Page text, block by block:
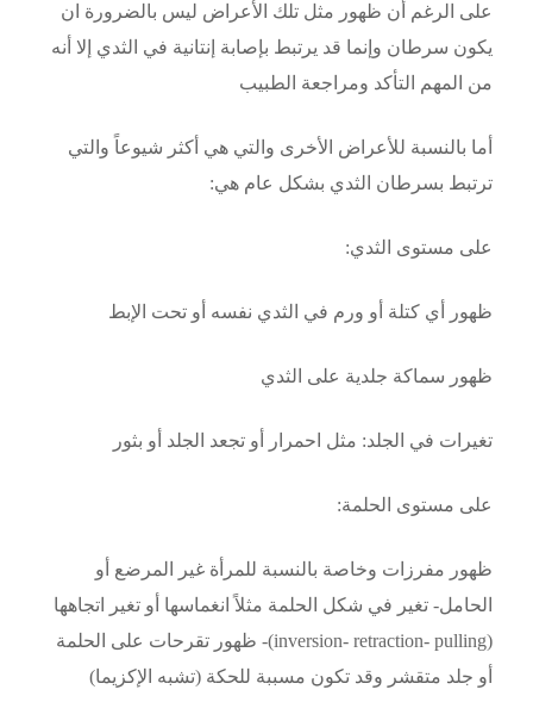
على الرغم أن ظهور مثل تلك الأعراض ليس بالضرورة ان
يكون سرطان وإنما قد يرتبط بإصابة إنتانية في الثدي إلا أنه
من المهم التأكد ومراجعة الطبيب
أما بالنسبة للأعراض الأخرى والتي هي أكثر شيوعاً والتي
ترتبط بسرطان الثدي بشكل عام هي:
على مستوى الثدي:
ظهور أي كتلة أو ورم في الثدي نفسه أو تحت الإبط
ظهور سماكة جلدية على الثدي
تغيرات في الجلد: مثل احمرار أو تجعد الجلد أو بثور
على مستوى الحلمة:
ظهور مفرزات وخاصة بالنسبة للمرأة غير المرضع أو
الحامل- تغير في شكل الحلمة مثلاً انغماسها أو تغير اتجاهها
(inversion- retraction- pulling)- ظهور تقرحات على الحلمة
أو جلد متقشر وقد تكون مسببة للحكة (تشبه الإكزيما)